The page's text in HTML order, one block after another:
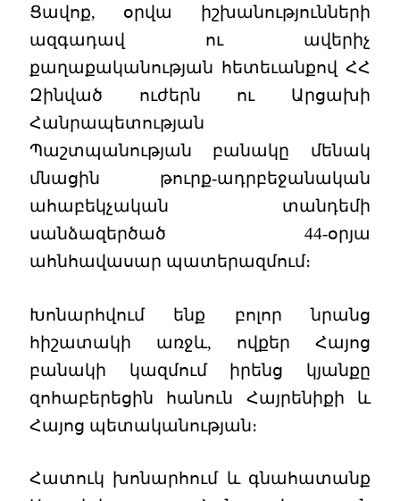
Ցավոք, օրվա իշխանությունների
ազգադավ ու ավերիչ
քաղաքականության հետեւանքով ՀՀ
Զինված ուժերն ու Արցախի
Հանրապետության
Պաշտպանության բանակը մենակ
մնացին թուրք-ադրբեջանական
ահաբեկչական տանդեմի
սանձազերծած 44-օրյա
ահնհավասար պատերազմում։
Խոնարհվում ենք բոլոր նրանց
հիշատակի առջև, ովքեր Հայոց
բանակի կազմում իրենց կյանքը
զոհաբերեցին հանուն Հայրենիքի և
Հայոց պետականության։
Հատուկ խոնարհում և գնահատանք